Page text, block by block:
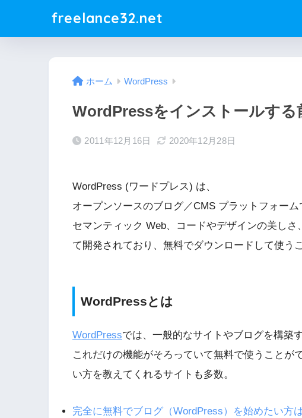
freelance32.net
ホーム WordPress
WordPressをインストールする
2011年12月16日 2020年12月28日
WordPress (ワードプレス) は、
オープンソースのブログ／CMS プラットフォーム
セマンティック Web、コードやデザインの美し
て開発されており、無料でダウンロードして使う
WordPressとは
WordPressでは、一般的なサイトやブログを構築
これだけの機能がそろっていて無料で使うことが
い方を教えてくれるサイトも多数。
完全に無料でブログ（WordPress）を始めたい方